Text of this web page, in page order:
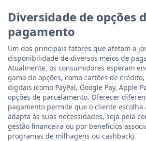
Diversidade de opções
pagamento
Um dos principais fatores que afetam a
disponibilidade de diversos meios de
Atualmente, os consumidores esperam
gama de opções, como cartões de
digitais (como PayPal, Google Pay, Apple
opções de parcelamento. Oferecer
pagamento permite que o cliente escolha
adapta às suas necessidades, seja pela
gestão financeira ou por benefícios
programas de milhagens ou cashback).